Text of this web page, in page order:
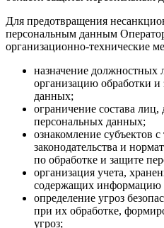
Для предотвращения
персональным данным
организационно-технические
назначение должностных
организацию обработки
данных;
ограничение состава
персональных данных;
ознакомление субъектов
законодательства и
по обработке и защите
организация учета,
содержащих информацию
определение угроз
при их обработке,
угроз;